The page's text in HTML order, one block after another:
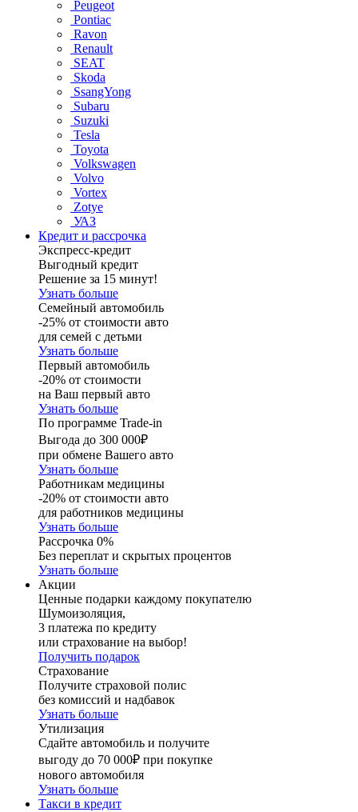
Peugeot
Pontiac
Ravon
Renault
SEAT
Skoda
SsangYong
Subaru
Suzuki
Tesla
Toyota
Volkswagen
Volvo
Vortex
Zotye
УАЗ
Кредит и рассрочка
Экспресс-кредит
Выгодный кредит
Решение за 15 минут!
Узнать больше
Семейный автомобиль
-25% от стоимости авто
для семей с детьми
Узнать больше
Первый автомобиль
-20% от стоимости
на Ваш первый авто
Узнать больше
По программе Trade-in
Выгода до 300 000₽
при обмене Вашего авто
Узнать больше
Работникам медицины
-20% от стоимости авто
для работников медицины
Узнать больше
Рассрочка 0%
Без переплат и скрытых процентов
Узнать больше
Акции
Ценные подарки каждому покупателю
Шумоизоляция,
3 платежа по кредиту
или страхование на выбор!
Получить подарок
Страхование
Получите страховой полис
без комиссий и надбавок
Узнать больше
Утилизация
Сдайте автомобиль и получите
выгоду до 70 000₽ при покупке
нового автомобиля
Узнать больше
Такси в кредит